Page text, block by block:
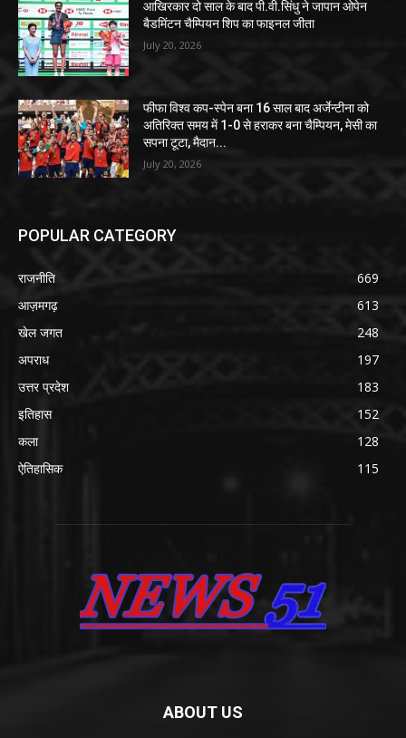
आखिरकार दो साल के बाद पी.वी.सिंधु ने जापान ओपेन
बैडमिंटन चैम्पियन शिप का फाइनल जीता
July 20, 2026
फीफा विश्व कप-स्पेन बना 16 साल बाद अर्जेन्टीना को
अतिरिक्त समय में 1-0 से हराकर बना चैम्पियन, मेसी का
सपना टूटा, मैदान...
July 20, 2026
POPULAR CATEGORY
राजनीति
669
आज़मगढ़
613
खेल जगत
248
अपराध
197
उत्तर प्रदेश
183
इतिहास
152
कला
128
ऐतिहासिक
115
ABOUT US